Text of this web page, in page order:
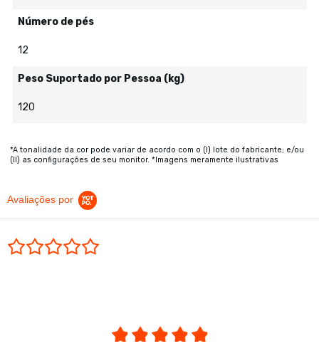
Número de pés
12
Peso Suportado por Pessoa (kg)
120
*A tonalidade da cor pode variar de acordo com o (I) lote do fabricante; e/ou
(II) as configurações de seu monitor. *Imagens meramente ilustrativas
Avaliações por